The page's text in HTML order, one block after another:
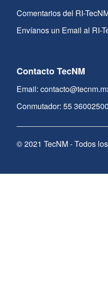
Comentarios del RI-
Envíanos un Email al RI-
Contacto TecNM
Email:
Conmutador: 55 36002500
© 2021 TecNM - Todos